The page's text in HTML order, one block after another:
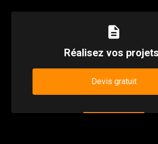
description
Réalisez vos
Devis gratuit